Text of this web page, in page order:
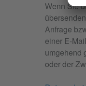
Wenn Sie
Anfrage
einer E-
umgehend
oder der